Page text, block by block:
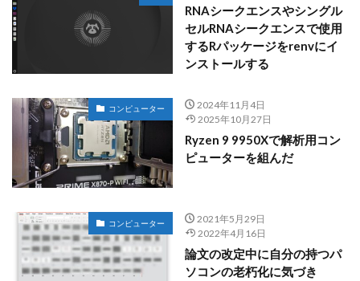
RNAシークエンスやシングル
セルRNAシークエンスで使用
するRパッケージをrenvにイ
ンストールする
コンピューター
2024年11月4日
2025年10月27日
Ryzen 9 9950Xで解析用コン
ピューターを組んだ
コンピューター
2021年5月29日
2022年4月16日
論文の改定中に自分の持つパ
ソコンの老朽化に気づき